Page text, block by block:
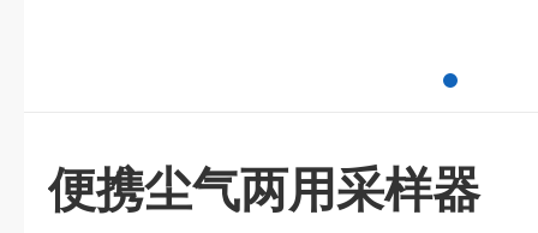
便携尘气两用采样器